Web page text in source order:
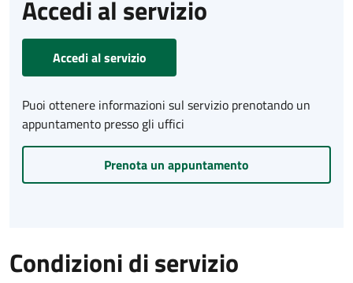
Accedi al servizio
Accedi al servizio
Puoi ottenere informazioni sul servizio prenotando un
appuntamento presso gli uffici
Prenota un appuntamento
Condizioni di servizio